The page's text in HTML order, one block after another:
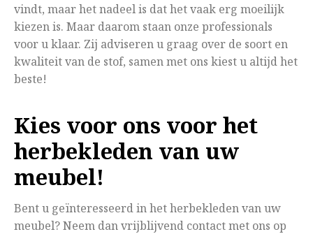
vindt, maar het nadeel is dat het vaak erg moeilijk
kiezen is. Maar daarom staan onze professionals
voor u klaar. Zij adviseren u graag over de soort en
kwaliteit van de stof, samen met ons kiest u altijd het
beste!
Kies voor ons voor het
herbekleden van uw
meubel!
Bent u geïnteresseerd in het herbekleden van uw
meubel? Neem dan vrijblijvend contact met ons op